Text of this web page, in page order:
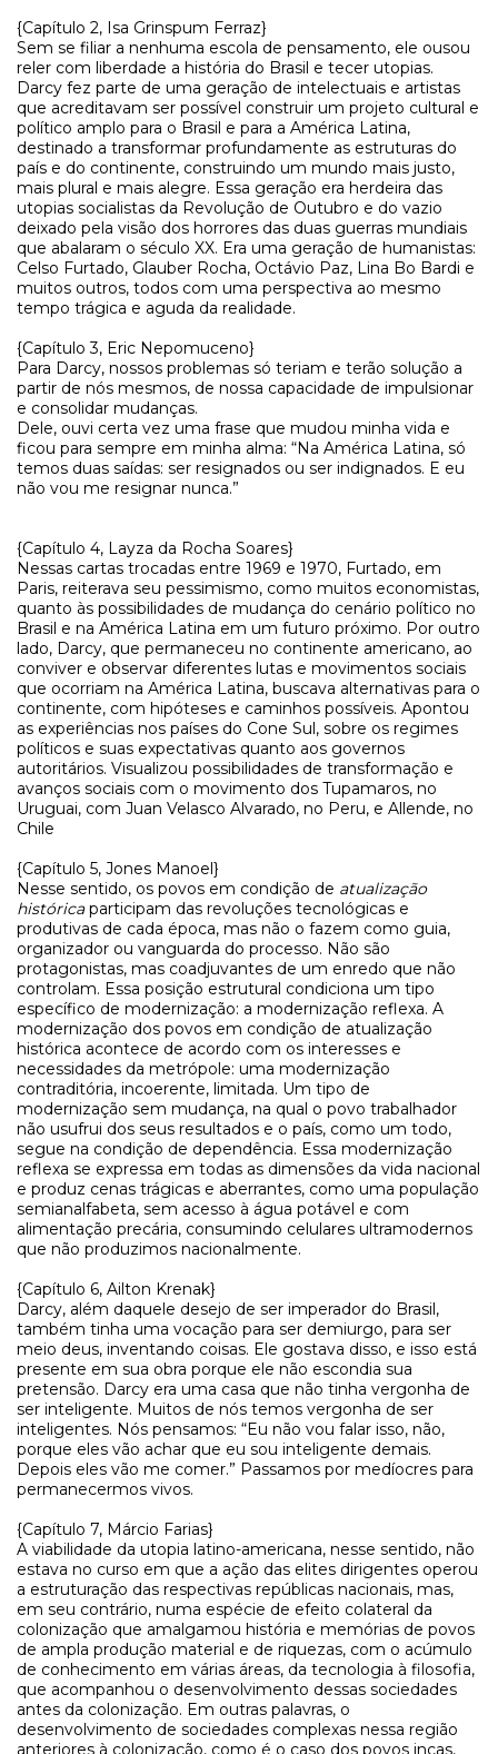
{Capítulo 2, Isa Grinspum Ferraz}
Sem se filiar a nenhuma escola de pensamento, ele ousou
reler com liberdade a história do Brasil e tecer utopias.
Darcy fez parte de uma geração de intelectuais e artistas
que acreditavam ser possível construir um projeto cultural e
político amplo para o Brasil e para a América Latina,
destinado a transformar profundamente as estruturas do
país e do continente, construindo um mundo mais justo,
mais plural e mais alegre. Essa geração era herdeira das
utopias socialistas da Revolução de Outubro e do vazio
deixado pela visão dos horrores das duas guerras mundiais
que abalaram o século XX. Era uma geração de humanistas:
Celso Furtado, Glauber Rocha, Octávio Paz, Lina Bo Bardi e
muitos outros, todos com uma perspectiva ao mesmo
tempo trágica e aguda da realidade.
{Capítulo 3, Eric Nepomuceno}
Para Darcy, nossos problemas só teriam e terão solução a
partir de nós mesmos, de nossa capacidade de impulsionar
e consolidar mudanças.
Dele, ouvi certa vez uma frase que mudou minha vida e
ficou para sempre em minha alma: “Na América Latina, só
temos duas saídas: ser resignados ou ser indignados. E eu
não vou me resignar nunca.”
{Capítulo 4, Layza da Rocha Soares}
Nessas cartas trocadas entre 1969 e 1970, Furtado, em
Paris, reiterava seu pessimismo, como muitos economistas,
quanto às possibilidades de mudança do cenário político no
Brasil e na América Latina em um futuro próximo. Por outro
lado, Darcy, que permaneceu no continente americano, ao
conviver e observar diferentes lutas e movimentos sociais
que ocorriam na América Latina, buscava alternativas para o
continente, com hipóteses e caminhos possíveis. Apontou
as experiências nos países do Cone Sul, sobre os regimes
políticos e suas expectativas quanto aos governos
autoritários. Visualizou possibilidades de transformação e
avanços sociais com o movimento dos Tupamaros, no
Uruguai, com Juan Velasco Alvarado, no Peru, e Allende, no
Chile
{Capítulo 5, Jones Manoel}
Nesse sentido, os povos em condição de atualização
históricaparticipam das revoluções tecnológicas e
produtivas de cada época, mas não o fazem como guia,
organizador ou vanguarda do processo. Não são
protagonistas, mas coadjuvantes de um enredo que não
controlam. Essa posição estrutural condiciona um tipo
específico de modernização: a modernização reflexa. A
modernização dos povos em condição de atualização
histórica acontece de acordo com os interesses e
necessidades da metrópole: uma modernização
contraditória, incoerente, limitada. Um tipo de
modernização sem mudança, na qual o povo trabalhador
não usufrui dos seus resultados e o país, como um todo,
segue na condição de dependência. Essa modernização
reflexa se expressa em todas as dimensões da vida nacional
e produz cenas trágicas e aberrantes, como uma população
semianalfabeta, sem acesso à água potável e com
alimentação precária, consumindo celulares ultramodernos
que não produzimos nacionalmente.
{Capítulo 6, Ailton Krenak}
Darcy, além daquele desejo de ser imperador do Brasil,
também tinha uma vocação para ser demiurgo, para ser
meio deus, inventando coisas. Ele gostava disso, e isso está
presente em sua obra porque ele não escondia sua
pretensão. Darcy era uma casa que não tinha vergonha de
ser inteligente. Muitos de nós temos vergonha de ser
inteligentes. Nós pensamos: “Eu não vou falar isso, não,
porque eles vão achar que eu sou inteligente demais.
Depois eles vão me comer.” Passamos por medíocres para
permanecermos vivos.
{Capítulo 7, Márcio Farias}
A viabilidade da utopia latino-americana, nesse sentido, não
estava no curso em que a ação das elites dirigentes operou
a estruturação das respectivas repúblicas nacionais, mas,
em seu contrário, numa espécie de efeito colateral da
colonização que amalgamou história e memórias de povos
de ampla produção material e de riquezas, com o acúmulo
de conhecimento em várias áreas, da tecnologia à filosofia,
que acompanhou o desenvolvimento dessas sociedades
antes da colonização. Em outras palavras, o
desenvolvimento de sociedades complexas nessa região